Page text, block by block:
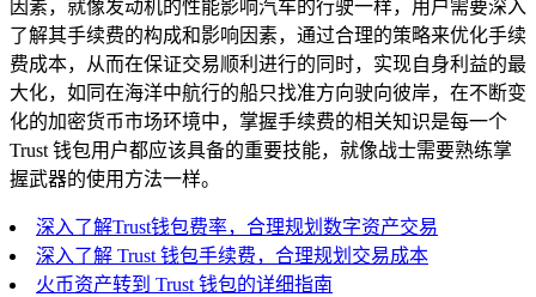
因素，就像发动机的性能影响汽车的行驶一样，用户需要深入
了解其手续费的构成和影响因素，通过合理的策略来优化手续
费成本，从而在保证交易顺利进行的同时，实现自身利益的最
大化，如同在海洋中航行的船只找准方向驶向彼岸，在不断变
化的加密货币市场环境中，掌握手续费的相关知识是每一个
Trust 钱包用户都应该具备的重要技能，就像战士需要熟练掌
握武器的使用方法一样。
深入了解Trust钱包费率，合理规划数字资产交易
深入了解 Trust 钱包手续费，合理规划交易成本
火币资产转到 Trust 钱包的详细指南